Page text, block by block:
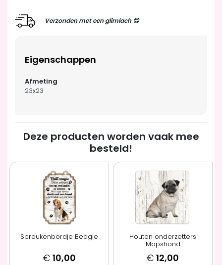
Verzonden met een glimlach 😊
Eigenschappen
23x23
Deze producten worden vaak mee
besteld!
Spreukenbordje Beagle
€ 10,00
Houten onderzetters
Mopshond
€ 12,00